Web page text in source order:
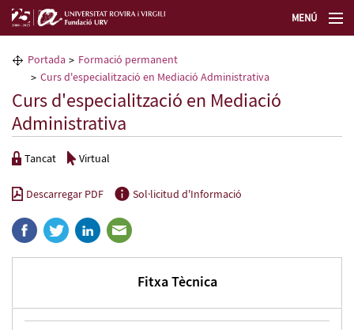
MENÚ
La Fundació URV
Formació permanent
Transferència de tecnologia
Portada
Formació permanent
Curs d'especialització en Mediació Administrativa
Curs d'especialització en Mediació
Administrativa
Tancat Virtual
Descarregar PDF Sol·licitud d'Informació
Fitxa Tècnica